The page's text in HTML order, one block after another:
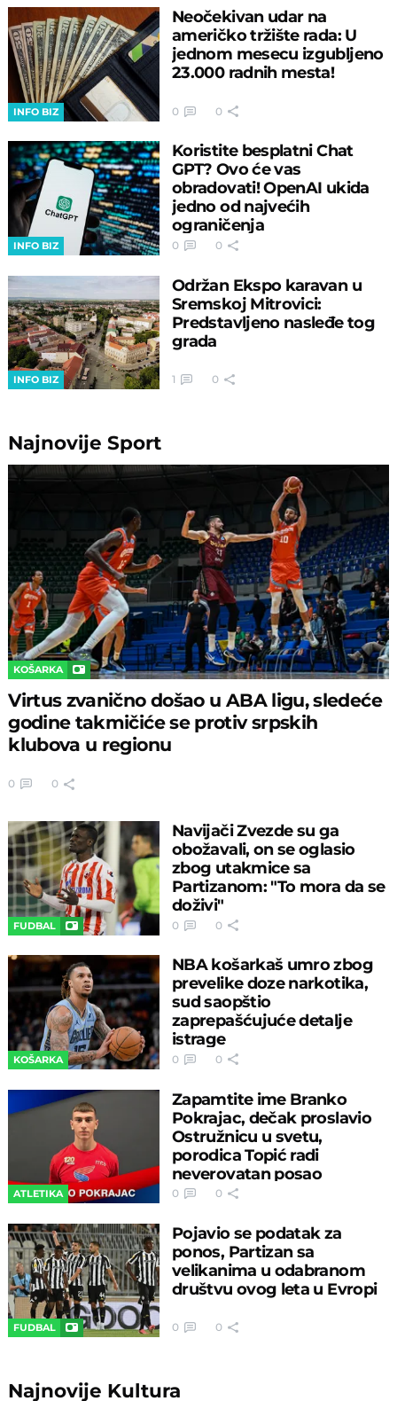
INFO BIZ
Neočekivan udar na
američko tržište rada: U
jednom mesecu izgubljeno
23.000 radnih mesta!
0 0
INFO BIZ
Koristite besplatni Chat
GPT? Ovo će vas
obradovati! OpenAI ukida
jedno od najvećih
ograničenja
0 0
INFO BIZ
Održan Ekspo karavan u
Sremskoj Mitrovici:
Predstavljeno nasleđe tog
grada
1 0
NajnovijeSport
KOŠARKA
Virtus zvanično došao u ABA ligu, sledeće
godine takmičiće se protiv srpskih
klubova u regionu
0 0
FUDBAL
Navijači Zvezde su ga
obožavali, on se oglasio
zbog utakmice sa
Partizanom: "To mora da se
doživi"
0 0
KOŠARKA
NBA košarkaš umro zbog
prevelike doze narkotika,
sud saopštio
zaprepašćujuće detalje
istrage
0 0
ATLETIKA
Zapamtite ime Branko
Pokrajac, dečak proslavio
Ostružnicu u svetu,
porodica Topić radi
neverovatan posao
0 0
FUDBAL
Pojavio se podatak za
ponos, Partizan sa
velikanima u odabranom
društvu ovog leta u Evropi
0 0
Najnovije Kultura